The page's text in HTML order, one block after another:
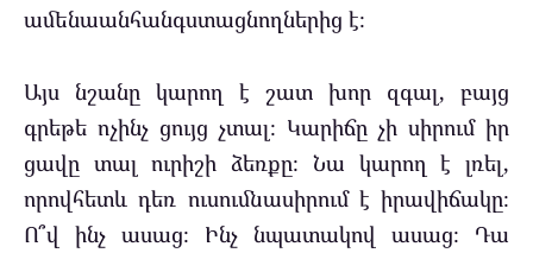
ամենաանհանգստացնողներից է։
Այս նշանը կարող է շատ խոր զգալ, բայց
գրեթե ոչինչ ցույց չտալ։ Կարիճը չի սիրում իր
ցավը տալ ուրիշի ձեռքը։ Նա կարող է լռել,
որովհետև դեռ ուսումնասիրում է իրավիճակը։
Ո՞վ ինչ ասաց։ Ինչ նպատակով ասաց։ Դա